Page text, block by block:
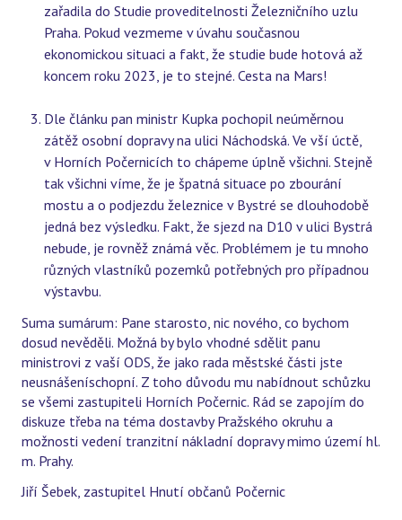
zařadila do Studie proveditelnosti Železničního uzlu
Praha. Pokud vezmeme v úvahu současnou
ekonomickou situaci a fakt, že studie bude hotová až
koncem roku 2023, je to stejné. Cesta na Mars!
Dle článku pan ministr Kupka pochopil neúměrnou
zátěž osobní dopravy na ulici Náchodská. Ve vší úctě,
v Horních Počernicích to chápeme úplně všichni. Stejně
tak všichni víme, že je špatná situace po zbourání
mostu a o podjezdu železnice v Bystré se dlouhodobě
jedná bez výsledku. Fakt, že sjezd na D10 v ulici Bystrá
nebude, je rovněž známá věc. Problémem je tu mnoho
různých vlastníků pozemků potřebných pro případnou
výstavbu.
Suma sumárum: Pane starosto, nic nového, co bychom
dosud nevěděli. Možná by bylo vhodné sdělit panu
ministrovi z vaší ODS, že jako rada městské části jste
neusnášeníschopní. Z toho důvodu mu nabídnout schůzku
se všemi zastupiteli Horních Počernic. Rád se zapojím do
diskuze třeba na téma dostavby Pražského okruhu a
možnosti vedení tranzitní nákladní dopravy mimo území hl.
m. Prahy.
Jiří Šebek, zastupitel Hnutí občanů Počernic